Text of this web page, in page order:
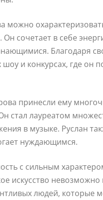
можно
сочетает в себе
Благодаря
и конкурсах, где он
принесли ему
стал лауреатом
в музыке. Руслан
нуждающимся.
с сильным
искусство
людей, которые